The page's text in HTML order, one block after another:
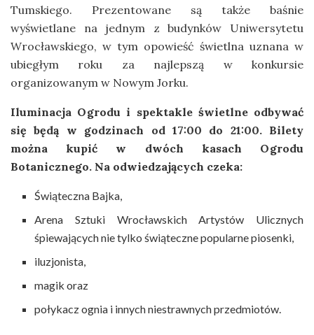
Tumskiego. Prezentowane są także baśnie
wyświetlane na jednym z budynków Uniwersytetu
Wrocławskiego, w tym opowieść świetlna uznana w
ubiegłym roku za najlepszą w konkursie
organizowanym w Nowym Jorku.
Iluminacja Ogrodu i spektakle świetlne odbywać
się będą w godzinach od 17:00 do 21:00. Bilety
można kupić w dwóch kasach Ogrodu
Botanicznego. Na odwiedzających czeka:
Świąteczna Bajka,
Arena Sztuki Wrocławskich Artystów Ulicznych
śpiewających nie tylko świąteczne popularne piosenki,
iluzjonista,
magik oraz
połykacz ognia i innych niestrawnych przedmiotów.